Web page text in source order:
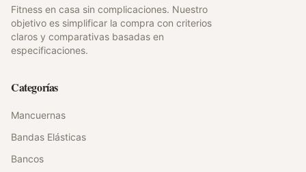
Fitness en casa sin complicaciones. Nuestro
objetivo es simplificar la compra con criterios
claros y comparativas basadas en
especificaciones.
Categorías
Mancuernas
Bandas Elásticas
Bancos